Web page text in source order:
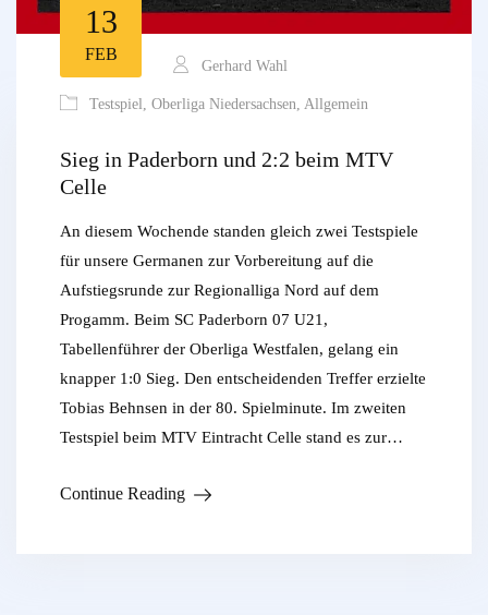
13
FEB
Gerhard Wahl
Testspiel, Oberliga Niedersachsen, Allgemein
Sieg in Paderborn und 2:2 beim MTV
Celle
An diesem Wochende standen gleich zwei Testspiele
für unsere Germanen zur Vorbereitung auf die
Aufstiegsrunde zur Regionalliga Nord auf dem
Progamm. Beim SC Paderborn 07 U21,
Tabellenführer der Oberliga Westfalen, gelang ein
knapper 1:0 Sieg. Den entscheidenden Treffer erzielte
Tobias Behnsen in der 80. Spielminute. Im zweiten
Testspiel beim MTV Eintracht Celle stand es zur…
Continue Reading